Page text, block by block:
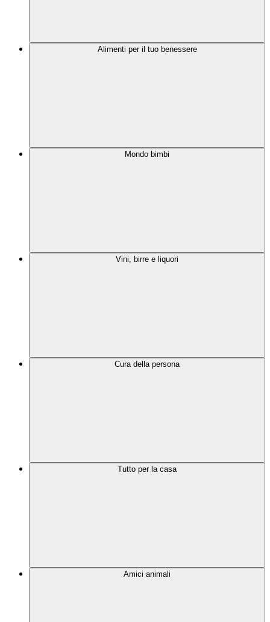
Alimenti per il tuo benessere
Mondo bimbi
Vini, birre e liquori
Cura della persona
Tutto per la casa
Amici animali